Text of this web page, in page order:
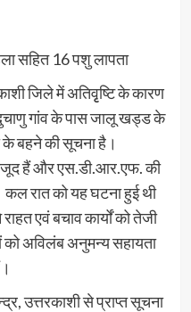
सहित 16 पशु लापता
जिले में अतिवृृष्टि के कारण
गांव के पास जालू खड्ड के
बहने की सूचना है।
हैं और एस.डी.आर.एफ. की
कल रात को यह घटना हुई थी
एवं बचाव कार्यों को तेजी
अविलंब अनुमन्य सहायता
उत्तरकाशी से प्राप्त सूचना